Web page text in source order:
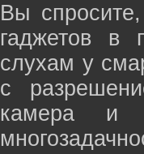
Вы
гаджетов в
слухам у
с
камера и